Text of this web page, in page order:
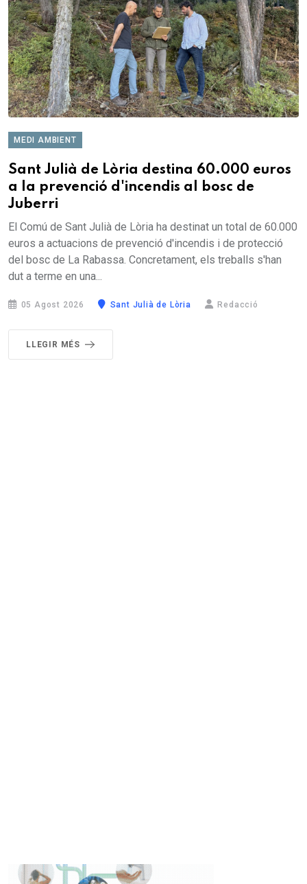
MEDI AMBIENT
Sant Julià de Lòria destina 60.000 euros
a la prevenció d'incendis al bosc de
Juberri
El Comú de Sant Julià de Lòria ha destinat un total de 60.000
euros a actuacions de prevenció d'incendis i de protecció
del bosc de La Rabassa. Concretament, els treballs s'han
dut a terme en una...
05 Agost 2026 Sant Julià de Lòria Redacció
LLEGIR MÉS